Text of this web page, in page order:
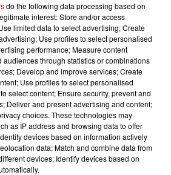
: plus de 18 000
visités en juillet 2026,
2026
Léon XIV en France : quel
son programme ?
do the following data processing based on
interest: Store and/or access
limited data to select advertising; Create
Use profiles to select personalised
performance; Measure content
audiences through statistics or combinations
Develop and improve services; Create
Use profiles to select personalised
select content; Ensure security, prevent and
Deliver and present advertising and content;
choices. These technologies may
as IP address and browsing data to offer
devices based on information actively
data; Match and combine data from
devices; Identify devices based on